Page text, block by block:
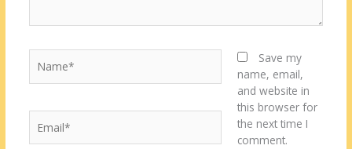
Save my
name, email,
and website in
this browser for
the next time I
comment.